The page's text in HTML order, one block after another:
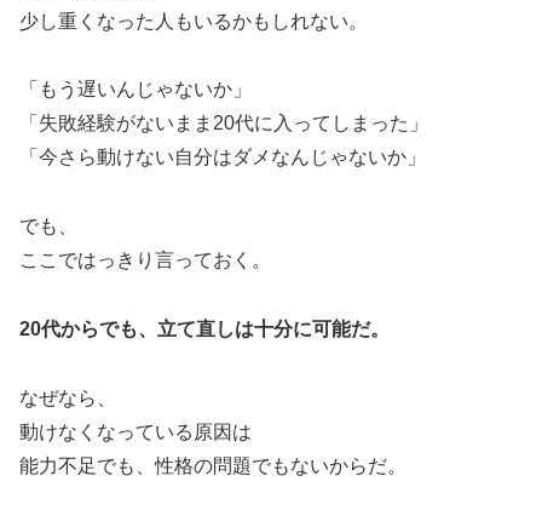
少し重くなった人もいるかもしれない。
「もう遅いんじゃないか」
「失敗経験がないまま20代に入ってしまった」
「今さら動けない自分はダメなんじゃないか」
でも、
ここではっきり言っておく。
20代からでも、立て直しは十分に可能だ。
なぜなら、
動けなくなっている原因は
能力不足でも、性格の問題でもないからだ。